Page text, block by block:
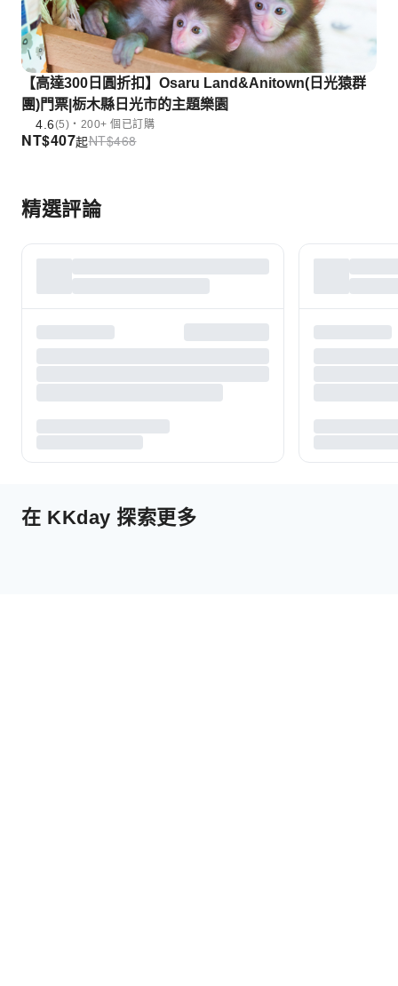
【高達300日圓折扣】Osaru Land&Anitown(日光猿群
團)門票|栃木縣日光市的主題樂園
4.6(5)・200+ 個已訂購
NT$407起NT$468
精選評論
在 KKday 探索更多